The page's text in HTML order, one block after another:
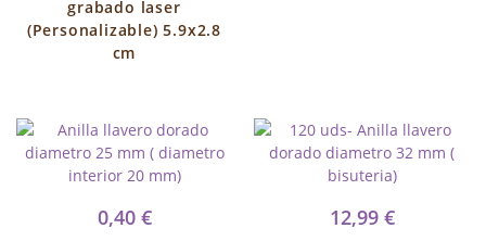
grabado laser
(Personalizable) 5.9x2.8
cm
0,40 € 12,99 €